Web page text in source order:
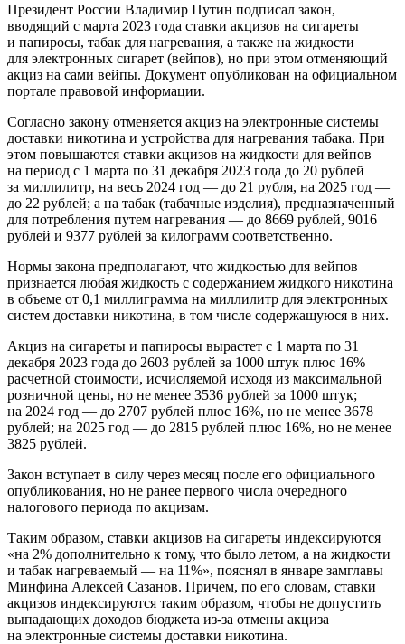
Президент России Владимир Путин подписал закон,
вводящий с марта 2023 года ставки акцизов на сигареты
и папиросы, табак для нагревания, а также на жидкости
для электронных сигарет (вейпов), но при этом отменяющий
акциз на сами вейпы. Документ опубликован на официальном
портале правовой информации.
Согласно закону отменяется акциз на электронные системы
доставки никотина и устройства для нагревания табака. При
этом повышаются ставки акцизов на жидкости для вейпов
на период с 1 марта по 31 декабря 2023 года до 20 рублей
за миллилитр, на весь 2024 год — до 21 рубля, на 2025 год —
до 22 рублей; а на табак (табачные изделия), предназначенный
для потребления путем нагревания — до 8669 рублей, 9016
рублей и 9377 рублей за килограмм соответственно.
Нормы закона предполагают, что жидкостью для вейпов
признается любая жидкость с содержанием жидкого никотина
в объеме от 0,1 миллиграмма на миллилитр для электронных
систем доставки никотина, в том числе содержащуюся в них.
Акциз на сигареты и папиросы вырастет с 1 марта по 31
декабря 2023 года до 2603 рублей за 1000 штук плюс 16%
расчетной стоимости, исчисляемой исходя из максимальной
розничной цены, но не менее 3536 рублей за 1000 штук;
на 2024 год — до 2707 рублей плюс 16%, но не менее 3678
рублей; на 2025 год — до 2815 рублей плюс 16%, но не менее
3825 рублей.
Закон вступает в силу через месяц после его официального
опубликования, но не ранее первого числа очередного
налогового периода по акцизам.
Таким образом, ставки акцизов на сигареты индексируются
«на 2% дополнительно к тому, что было летом, а на жидкости
и табак нагреваемый — на 11%», пояснял в январе замглавы
Минфина Алексей Сазанов. Причем, по его словам, ставки
акцизов индексируются таким образом, чтобы не допустить
выпадающих доходов бюджета из-за отмены акциза
на электронные системы доставки никотина.